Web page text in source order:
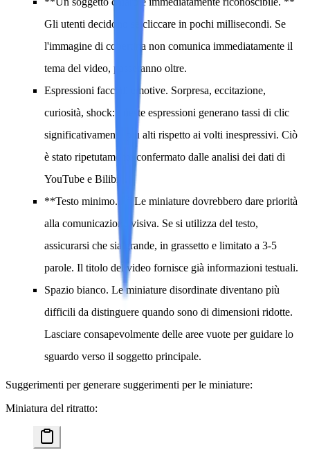
Gli utenti decidono se cliccare in pochi millisecondi. Se
l'immagine di copertina non comunica immediatamente il
tema del video, passeranno oltre.
Espressioni facciali emotive. Sorpresa, eccitazione,
curiosità, shock: queste espressioni generano tassi di clic
significativamente più alti rispetto ai volti inespressivi. Ciò
è stato ripetutamente confermato dalle analisi dei dati di
YouTube e Bilibili.
**Testo minimo. ** Le miniature dovrebbero dare priorità
alla comunicazione visiva. Se si utilizza del testo,
assicurarsi che sia grande, in grassetto e limitato a 3-5
parole. Il titolo del video fornisce già informazioni testuali.
Spazio bianco. Le miniature disordinate diventano più
difficili da distinguere quando sono di dimensioni ridotte.
Lasciare consapevolmente delle aree vuote per guidare lo
sguardo verso il soggetto principale.
Suggerimenti per generare suggerimenti per le miniature:
Miniatura del ritratto: